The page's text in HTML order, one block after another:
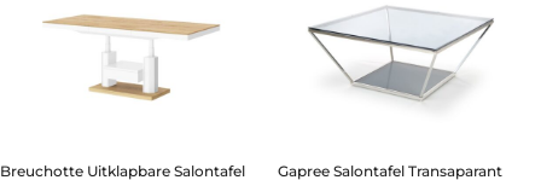
Breuchotte Uitklapbare Salontafel
Gapree Salontafel Transaparant